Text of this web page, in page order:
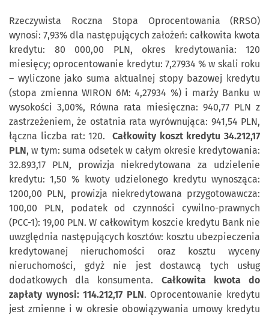
Rzeczywista Roczna Stopa Oprocentowania (RRSO)
wynosi: 7,93% dla następujących założeń: całkowita kwota
kredytu: 80 000,00 PLN, okres kredytowania: 120
miesięcy; oprocentowanie kredytu: 7,27934 % w skali roku
– wyliczone jako suma aktualnej stopy bazowej kredytu
(stopa zmienna WIRON 6M: 4,27934 %) i marży Banku w
wysokości 3,00%, Równa rata miesięczna: 940,77 PLN z
zastrzeżeniem, że ostatnia rata wyrównująca: 941,54 PLN,
łączna liczba rat: 120. Całkowity koszt kredytu 34.212,17
PLN, w tym: suma odsetek w całym okresie kredytowania:
32.893,17 PLN, prowizja niekredytowana za udzielenie
kredytu: 1,50 % kwoty udzielonego kredytu wynosząca:
1200,00 PLN, prowizja niekredytowana przygotowawcza:
100,00 PLN, podatek od czynności cywilno-prawnych
(PCC-1): 19,00 PLN. W całkowitym koszcie kredytu Bank nie
uwzględnia następujących kosztów: kosztu ubezpieczenia
kredytowanej nieruchomości oraz kosztu wyceny
nieruchomości, gdyż nie jest dostawcą tych usług
dodatkowych dla konsumenta. Całkowita kwota do
zapłaty wynosi: 114.212,17 PLN. Oprocentowanie kredytu
jest zmienne i w okresie obowiązywania umowy kredytu